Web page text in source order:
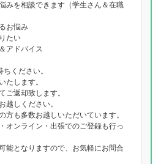
みを相談できます（学生さん＆在職
お悩み
たい
アドバイス
ください。
たします。
ご返却致します。
越しください。
方も多数お越しいただいています。
オンライン・出張でのご登録も行っ
能となりますので、お気軽にお問合